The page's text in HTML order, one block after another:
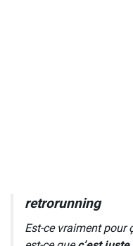
retrorunning
Est-ce vraiment pour